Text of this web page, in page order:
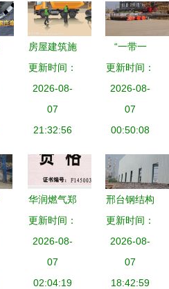
房屋建筑施
工与建设工
程的全流程
详解
更新时间：
2026-08-
07
21:32:56
“一带一
路”筑明珠
汗洒“华
龙”写春秋
——记陕建
拉奇核电站
项目建设者
实干担当的
更新时间：
2026-08-
07
00:50:08
华润燃气郑
州工程建设
启动2013
年度U型卡
与膨胀螺栓
更新时间：
2026-08-
07
02:04:19
邢台钢结构
厂房设计
一站式采购
指南与厂家
批发信息
更新时间：
2026-08-
07
18:42:59